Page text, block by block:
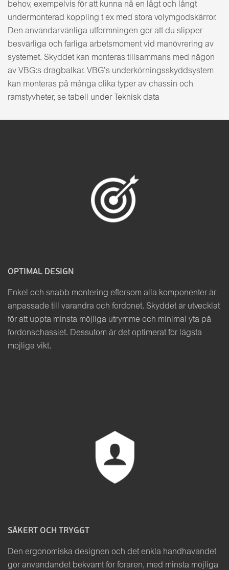
behov, exempelvis för att kunna nå en lågt och långt
undermonterad koppling t ex med stora volymgodskärror.
Den användarvänliga utformningen gör att du slipper
besvärliga och farliga arbetsmoment vid manövrering av
systemet. Skyddet kan monteras tillsammans med någon
av VBG:s dragbalkar. VBG’s underkörningsskyddsystem
kan monteras på många olika typer av chassin och
ramstyvheter, se tabell under Teknisk data
OPTIMAL DESIGN
Enkel och snabb montering eftersom alla komponenter är
anpassade till varandra och fordonet. Skyddet är utvecklat
för att uppta minsta möjliga utrymme och minimal yta på
fordonschassiet. Dessutom är det optimerat för lägsta
möjliga vikt.
SÄKERT OCH TRYGGT
Den ergonomiska designen och det enkla handhavandet
gör användandet bekvämt för föraren, med minsta möjliga